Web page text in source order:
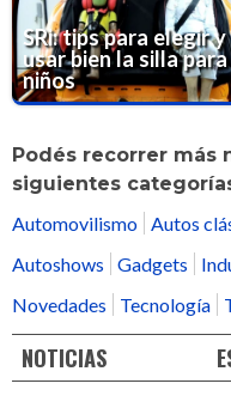
SRi: tips para elegir y
usar bien la silla para
niños
Podés recorrer más
siguientes
Automovilismo
Autos
Autoshows
Gadgets
Novedades
Tecnología
NOTICIAS